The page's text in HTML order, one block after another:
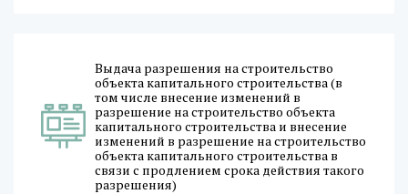
Выдача разрешения на строительство
объекта капитального строительства (в
том числе внесение изменений в
разрешение на строительство объекта
капитального строительства и внесение
изменений в разрешение на строительство
объекта капитального строительства в
связи с продлением срока действия такого
разрешения)